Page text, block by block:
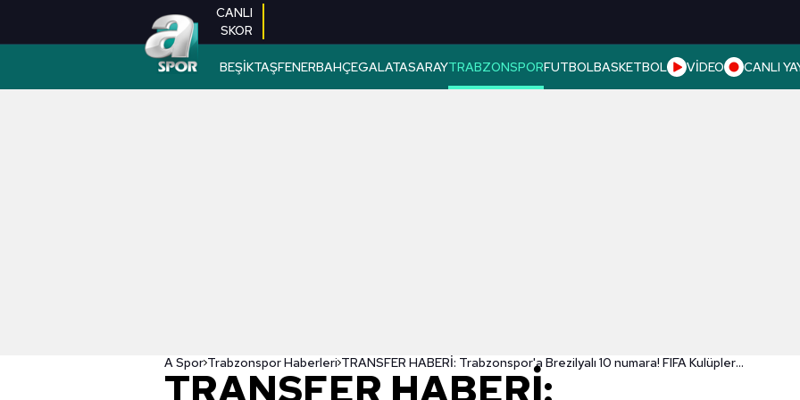
CANLI
SKOR
BEŞİKTAŞFENERBAHÇEGALATASARAYTRABZONSPORFUTBOLBASKETBOL VİDEO CANLI
A Spor Trabzonspor Haberleri TRANSFER HABERİ: Trabzonspor'a Brezilyalı 10 numara! FIFA Kulüpler Dünya Kupası'nda göz doldurmuştu
TRANSFER HABERİ: